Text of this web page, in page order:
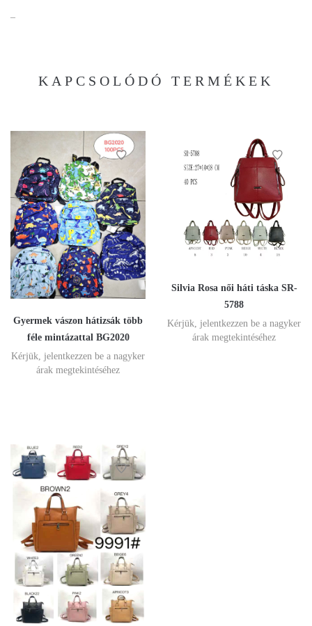
–
KAPCSOLÓDÓ TERMÉKEK
Gyermek vászon hátizsák több
féle mintázattal BG2020
Kérjük, jelentkezzen be a nagyker
árak megtekintéséhez
Silvia Rosa női háti táska SR-
5788
Kérjük, jelentkezzen be a nagyker
árak megtekintéséhez